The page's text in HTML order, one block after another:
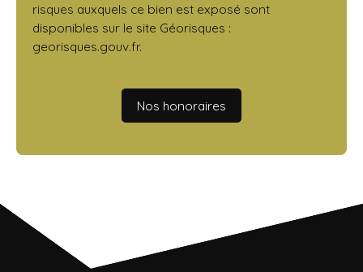
risques auxquels ce bien est exposé sont
disponibles sur le site Géorisques :
georisques.gouv.fr.
Nos honoraires